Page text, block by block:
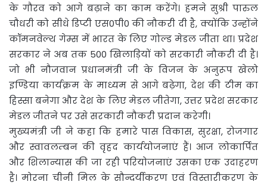
के गौरव को आगे बढ़ाने का काम करेंगे। हमने सुश्री पारुल
चौधरी को सीधे डिप्टी एस0पी0 की नौकरी दी है, क्योंकि उन्होंने
कॉमनवेल्थ गेम्स में भारत के लिए गोल्ड मेडल जीता था। प्रदेश
सरकार ने अब तक 500 खिलाड़ियों को सरकारी नौकरी दी है।
जो भी नौजवान प्रधानमंत्री जी के विजन के अनुरूप खेलो
इण्डिया कार्यक्रम के माध्यम से आगे बढ़ेगा, देश की टीम का
हिस्सा बनेगा और देश के लिए मेडल जीतेगा, उत्तर प्रदेश सरकार
मेडल जीतने पर उसे सरकारी नौकरी प्रदान करेगी।
मुख्यमंत्री जी ने कहा कि हमारे पास विकास, सुरक्षा, रोजगार
और स्वावलम्बन की वृहद कार्ययोजनाएं हैं। आज लोकार्पित
और शिलान्यास की जा रही परियोजनाएं उसका एक उदाहरण
है। मोरना चीनी मिल के सौन्दर्यीकरण एवं विस्तारीकरण के